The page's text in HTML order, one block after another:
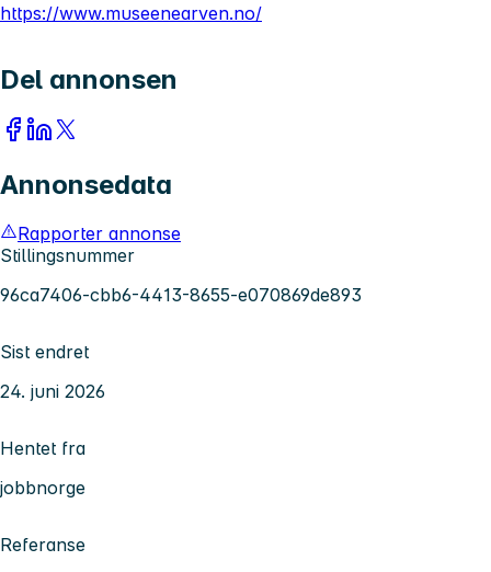
https://www.museenearven.no/
Del annonsen
Annonsedata
Rapporter annonse
Stillingsnummer
96ca7406-cbb6-4413-8655-e070869de893
Sist endret
24. juni 2026
Hentet fra
jobbnorge
Referanse